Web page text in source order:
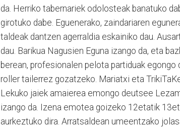
da. Herriko tabernariek odolosteak banatuko
girotuko dabe. Eguenerako, zaindariaren
taldeak dantzen agerraldia eskainiko dau.
dau. Barikua Nagusien Eguna izango da, eta
berean, profesionalen pelota partiduak
roller tailerrez gozatzeko. Mariatxi eta
Lekuko jaiek amaierea emongo deutsee
izango da. Izena emotea goizeko 12etatik
aurkeztuko dira. Arratsaldean umeentzako